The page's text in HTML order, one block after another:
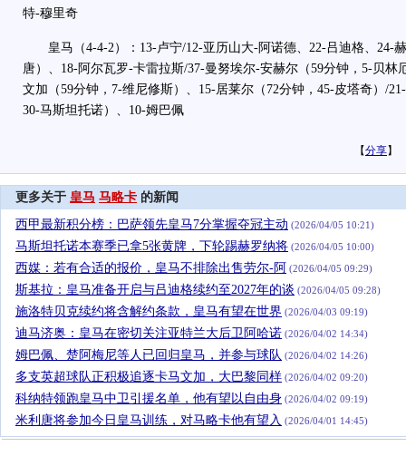
特-穆里奇
皇马（4-4-2）：13-卢宁/12-亚历山大-阿诺德、22-吕迪格、24-
唐）、18-阿尔瓦罗-卡雷拉斯/37-曼努埃尔-安赫尔（59分钟，5-贝林
文加（59分钟，7-维尼修斯）、15-居莱尔（72分钟，45-皮塔奇）/
30-马斯坦托诺）、10-姆巴佩
【分享】
更多关于 皇马 马略卡 的新闻
西甲最新积分榜：巴萨领先皇马7分掌握夺冠主动 (2026/04/05 10:21)
马斯坦托诺本赛季已拿5张黄牌，下轮踢赫罗纳将 (2026/04/05 10:00)
西媒：若有合适的报价，皇马不排除出售劳尔-阿 (2026/04/05 09:29)
斯基拉：皇马准备开启与吕迪格续约至2027年的谈 (2026/04/05 09:28)
施洛特贝克续约将含解约条款，皇马有望在世界 (2026/04/03 09:19)
迪马济奥：皇马在密切关注亚特兰大后卫阿哈诺 (2026/04/02 14:34)
姆巴佩、楚阿梅尼等人已回归皇马，并参与球队 (2026/04/02 14:26)
多支英超球队正积极追逐卡马文加，大巴黎同样 (2026/04/02 09:20)
科纳特领跑皇马中卫引援名单，他有望以自由身 (2026/04/02 09:19)
米利唐将参加今日皇马训练，对马略卡他有望入 (2026/04/01 14:45)